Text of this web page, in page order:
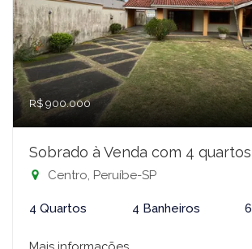
R$ 900.000
Sobrado à Venda com 4 quartos
Centro, Peruíbe-SP
4 Quartos 4 Banheiros